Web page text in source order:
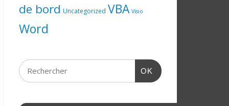
de bord Uncategorized VBA Visio
Word
OK